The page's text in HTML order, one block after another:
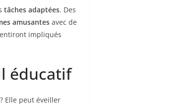
tâches adaptées. Des
amusantes avec de
impliqués
éducatif
Elle peut éveiller